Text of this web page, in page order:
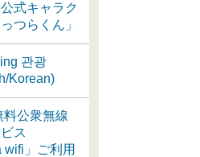
式キャラク
つらくん」
관광
Korean)
料公衆無線
ス
wifi」ご利用